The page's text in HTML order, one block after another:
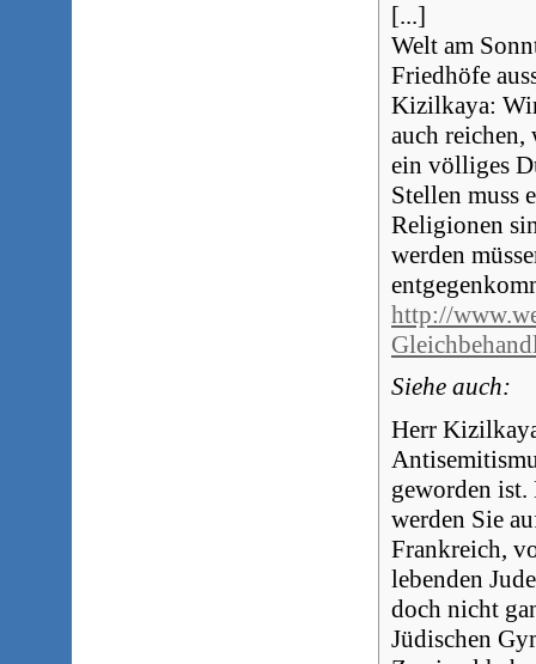
[...]
Welt am
Friedhöfe
Kizilkaya:
auch reichen,
ein völliges
Stellen muss
Religionen
werden
http://
Siehe auch:
Herr
geworden ist.
werden Sie
Frankreich,
lebenden
doch nicht
Jüdischen